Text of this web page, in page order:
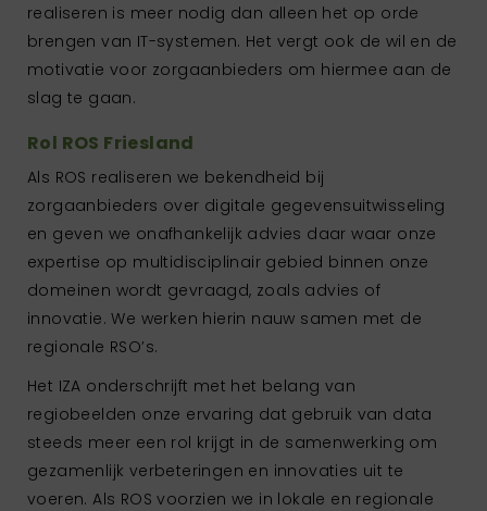
realiseren is meer nodig dan alleen het op orde
brengen van IT-systemen. Het vergt ook de wil en de
motivatie voor zorgaanbieders om hiermee aan de
slag te gaan.
Rol ROS Friesland
Als ROS realiseren we bekendheid bij
zorgaanbieders over digitale gegevensuitwisseling
en geven we onafhankelijk advies daar waar onze
expertise op multidisciplinair gebied binnen onze
domeinen wordt gevraagd, zoals advies of
innovatie. We werken hierin nauw samen met de
regionale RSO’s.
Het IZA onderschrijft met het belang van
regiobeelden onze ervaring dat gebruik van data
steeds meer een rol krijgt in de samenwerking om
gezamenlijk verbeteringen en innovaties uit te
voeren. Als ROS voorzien we in lokale en regionale